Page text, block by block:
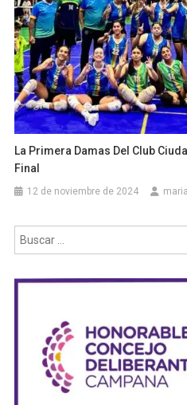
La Primera Damas Del Club
Final
12 de noviembre de 2024